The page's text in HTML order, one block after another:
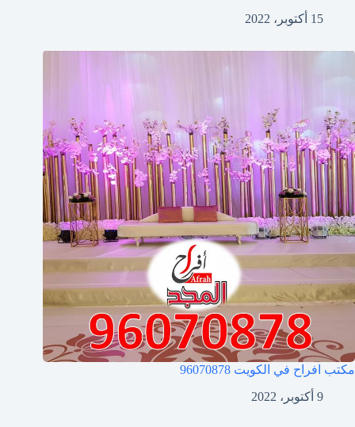
15 أكتوبر، 2022
مكتب افراح في الكويت 96070878
9 أكتوبر، 2022